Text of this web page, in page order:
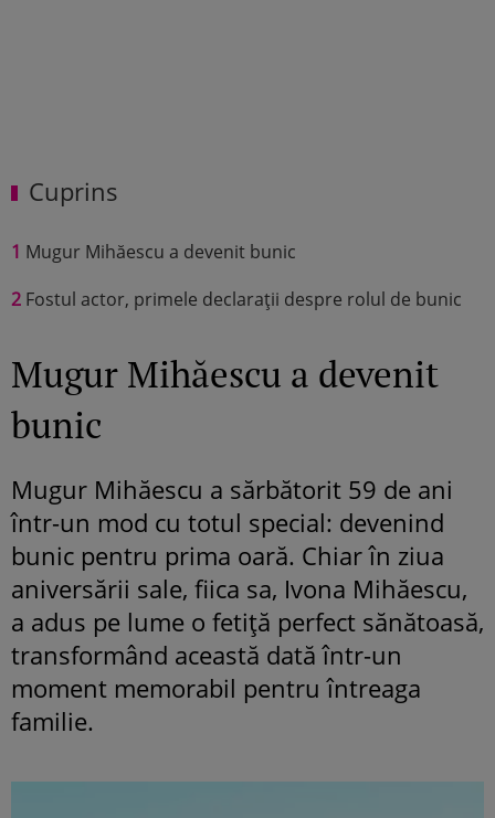
Cuprins
1 Mugur Mihăescu a devenit bunic
2 Fostul actor, primele declarații despre rolul de bunic
Mugur Mihăescu a devenit
bunic
Mugur Mihăescu a sărbătorit 59 de ani
într-un mod cu totul special: devenind
bunic pentru prima oară. Chiar în ziua
aniversării sale, fiica sa, Ivona Mihăescu,
a adus pe lume o fetiță perfect sănătoasă,
transformând această dată într-un
moment memorabil pentru întreaga
familie.